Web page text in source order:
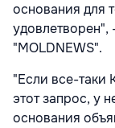
основания для
удовлетворен",
"MOLDNEWS".
"Если все-таки
этот запрос, у
основания